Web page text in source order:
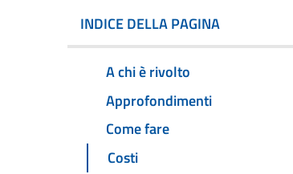
INDICE DELLA PAGINA
A chi è rivolto
Approfondimenti
Come fare
Costi